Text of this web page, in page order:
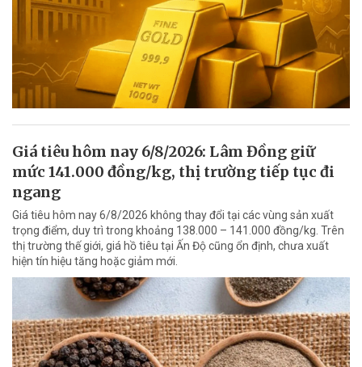
Giá tiêu hôm nay 6/8/2026: Lâm Đồng giữ
mức 141.000 đồng/kg, thị trường tiếp tục đi
ngang
Giá tiêu hôm nay 6/8/2026 không thay đổi tại các vùng sản xuất
trọng điểm, duy trì trong khoảng 138.000 – 141.000 đồng/kg. Trên
thị trường thế giới, giá hồ tiêu tại Ấn Độ cũng ổn định, chưa xuất
hiện tín hiệu tăng hoặc giảm mới.